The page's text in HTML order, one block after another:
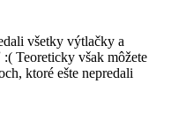
všetky výtlačky a
Teoreticky však môžete
ktoré ešte nepredali